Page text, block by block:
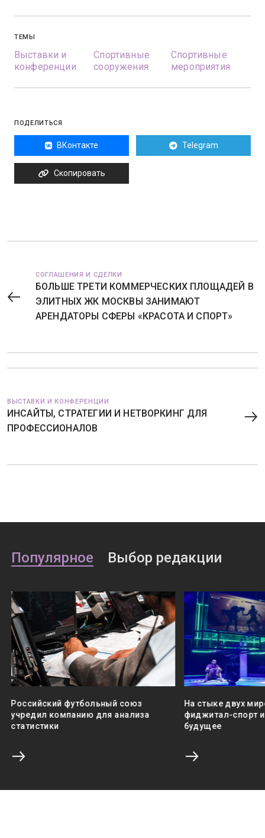
ТЕМЫ
Выставки и
конференции
Спортивные
сооружения
Спортивные
мероприятия
ПОДЕЛИТЬСЯ
ВКонтакте Telegram
Скопировать
СОГЛАШЕНИЯ И СДЕЛКИ
БОЛЬШЕ ТРЕТИ КОММЕРЧЕСКИХ ПЛОЩАДЕЙ В
ЭЛИТНЫХ ЖК МОСКВЫ ЗАНИМАЮТ
АРЕНДАТОРЫ СФЕРЫ «КРАСОТА И СПОРТ»
ВЫСТАВКИ И КОНФЕРЕНЦИИ
ИНСАЙТЫ, СТРАТЕГИИ И НЕТВОРКИНГ ДЛЯ
ПРОФЕССИОНАЛОВ
Популярное Выбор редакции
Российский футбольный союз
учредил компанию для анализа
статистики
На стыке двух
фиджитал-спорт
будущее